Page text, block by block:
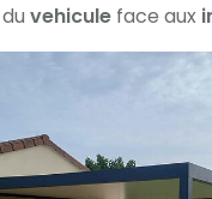
du vehicule face aux